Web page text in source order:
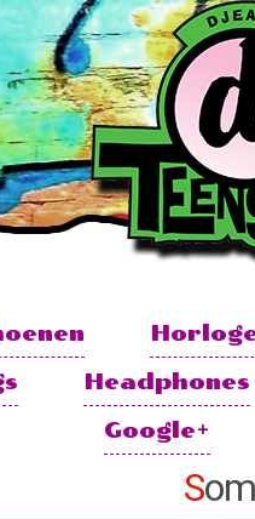
Headphones
Google+